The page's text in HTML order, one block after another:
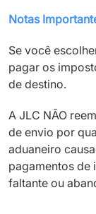
Notas
Se você
pagar os
de destino.
A JLC NÃO
de envio por
aduaneiro
pagamentos de
faltante ou